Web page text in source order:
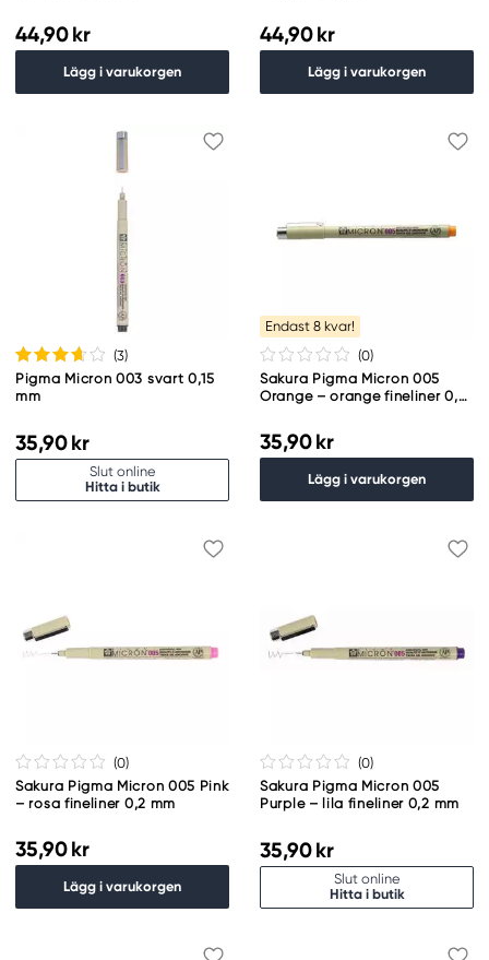
44,90 kr
Lägg i varukorgen
44,90 kr
Lägg i varukorgen
(3)
Pigma Micron 003 svart 0,15
mm
35,90 kr
Slut online
Hitta i butik
Endast 8 kvar!
(0)
Sakura Pigma Micron 005
Orange – orange fineliner 0,2
35,90 kr
Lägg i varukorgen
(0)
Sakura Pigma Micron 005 Pink
– rosa fineliner 0,2 mm
35,90 kr
Lägg i varukorgen
(0)
Sakura Pigma Micron 005
Purple – lila fineliner 0,2 mm
35,90 kr
Slut online
Hitta i butik